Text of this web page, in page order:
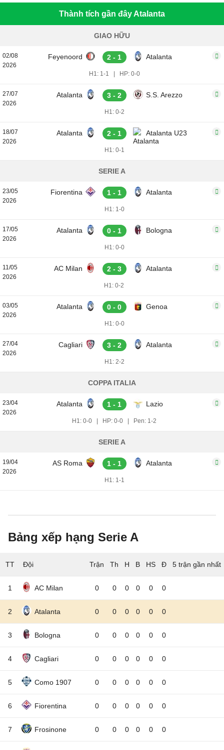
Thành tích gần đây Atalanta
GIAO HỮU
02/08
2026
Feyenoord 2 - 1 Atalanta
H1: 1-1 HP: 0-0
27/07
2026
Atalanta 3 - 2 S.S. Arezzo
H1: 0-2
18/07
2026
Atalanta 2 - 1 Atalanta U23
H1: 0-1
SERIE A
23/05
2026
Fiorentina 1 - 1 Atalanta
H1: 1-0
17/05
2026
Atalanta 0 - 1 Bologna
H1: 0-0
11/05
2026
AC Milan 2 - 3 Atalanta
H1: 0-2
03/05
2026
Atalanta 0 - 0 Genoa
H1: 0-0
27/04
2026
Cagliari 3 - 2 Atalanta
H1: 2-2
COPPA ITALIA
23/04
2026
Atalanta 1 - 1 Lazio
H1: 0-0 HP: 0-0 Pen: 1-2
SERIE A
19/04
2026
AS Roma 1 - 1 Atalanta
H1: 1-1
Bảng xếp hạng Serie A
TT Đội 5 trận gần nhất
1 AC Milan 0 0 0 0 0 0
2 Atalanta 0 0 0 0 0 0
3 Bologna 0 0 0 0 0 0
4 Cagliari 0 0 0 0 0 0
5 Como 1907 0 0 0 0 0 0
6 Fiorentina 0 0 0 0 0 0
7 Frosinone 0 0 0 0 0 0